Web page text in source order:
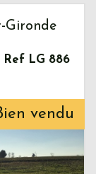
vendu
Gironde
Ref LG 886